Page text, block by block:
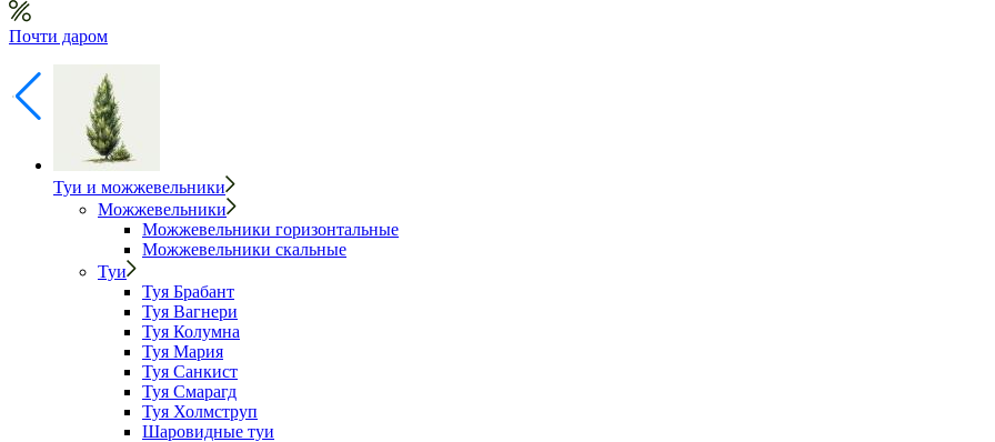
Почти даром
Туи и можжевельники
Можжевельники
Можжевельники горизонтальные
Можжевельники скальные
Туи
Туя Брабант
Туя Вагнери
Туя Колумна
Туя Мария
Туя Санкист
Туя Смарагд
Туя Холмструп
Шаровидные туи